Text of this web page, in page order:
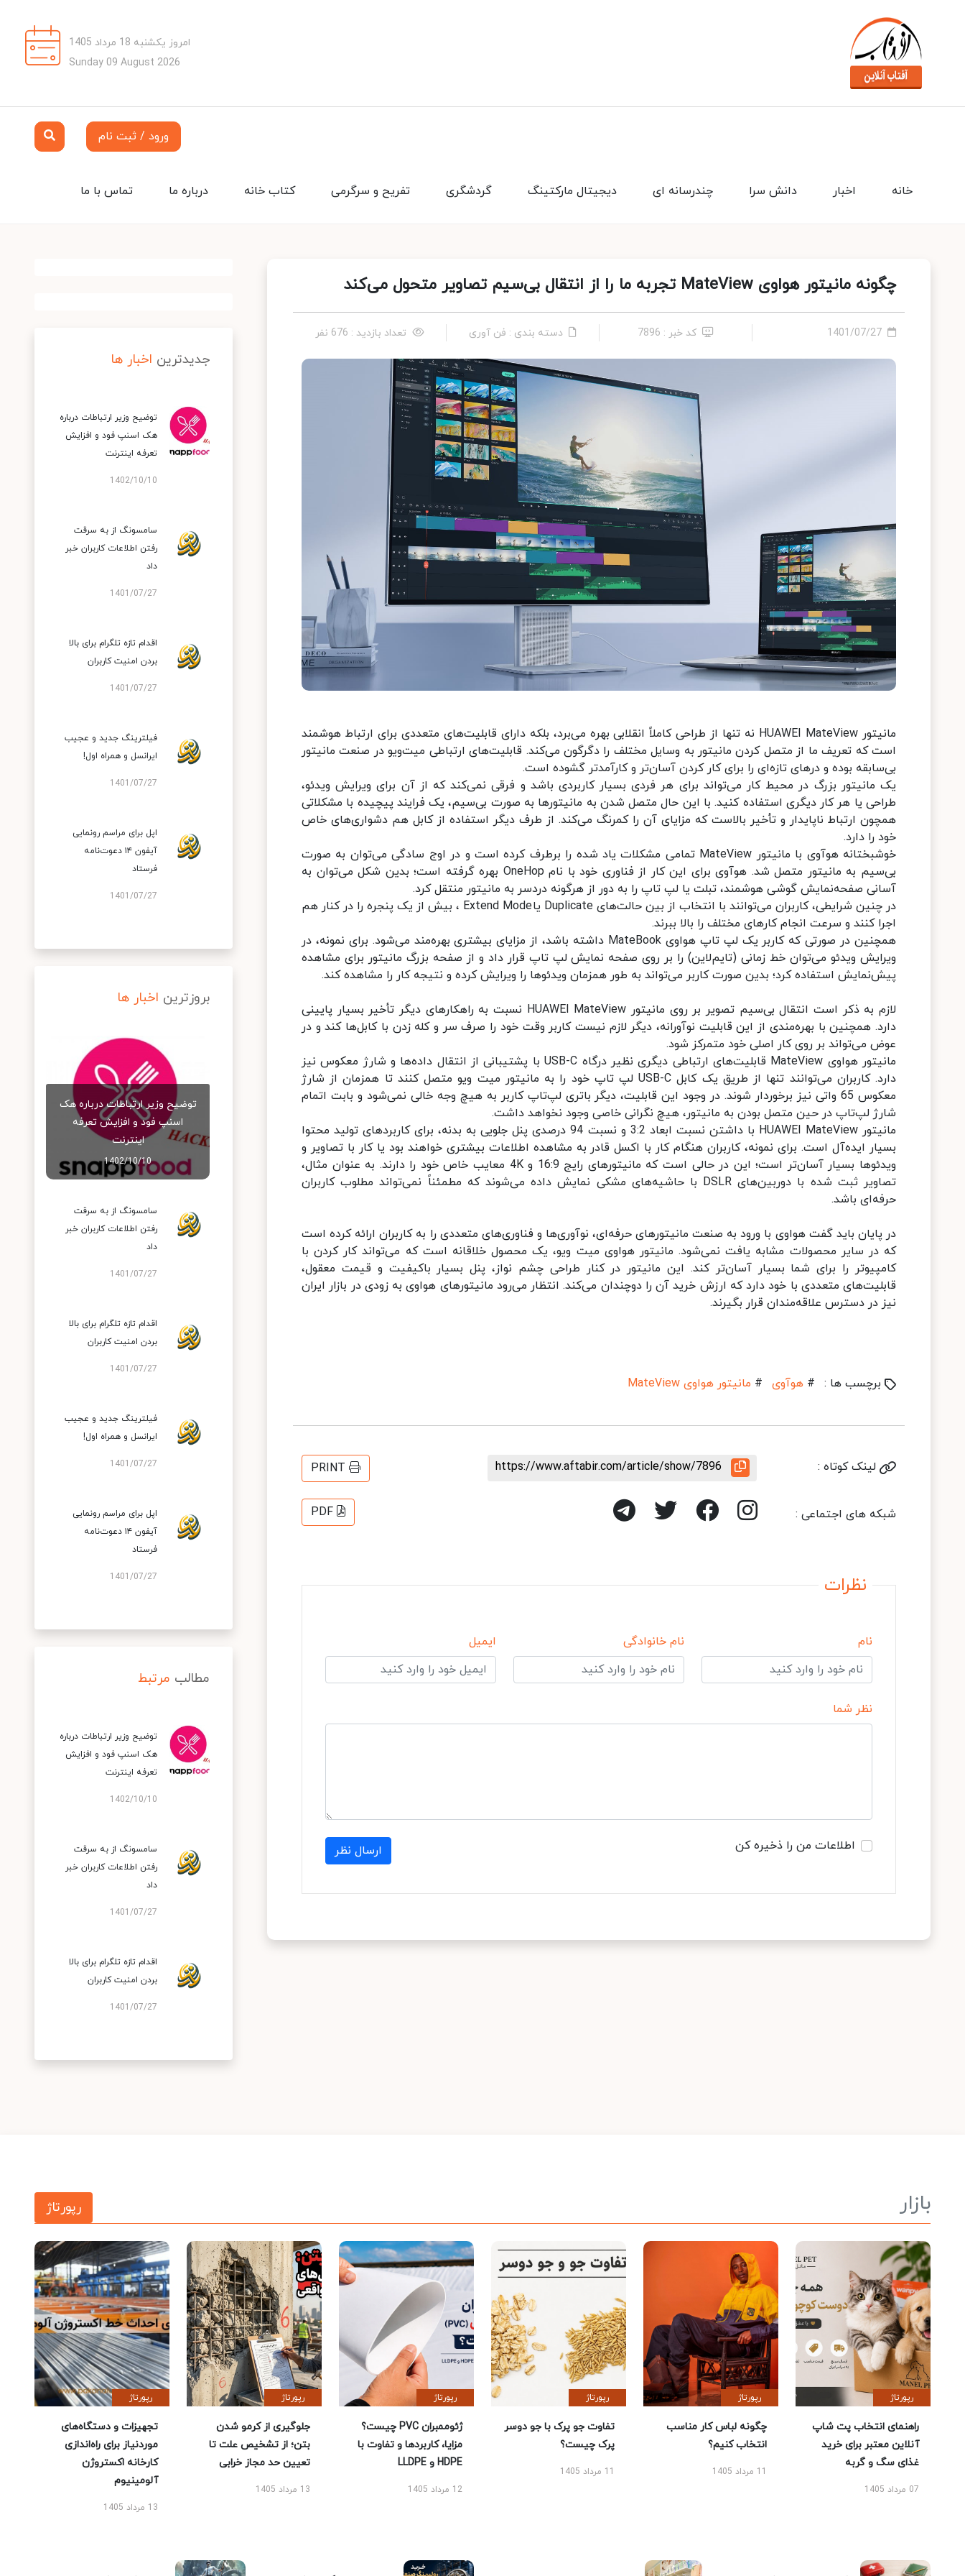
امروز یکشنبه 18 مرداد 1405
Sunday 09 August 2026
ورود / ثبت نام
تماس با ما درباره ما کتاب خانه تفریح و سرگرمی گردشگری دیجیتال مارکتینگ چندرسانه ای دانش سرا اخبار خانه
چگونه مانیتور هواوی MateView تجربه ما را از انتقال بی‌سیم تصاویر متحول می‌کند
1401/07/27 کد خبر : 7896 دسته بندی : فن آوری تعداد بازدید : 676 نفر
مانیتور HUAWEI MateView نه تنها از طراحی کاملاً انقلابی بهره می‌برد، بلکه دارای قابلیت‌های متعددی برای ارتباط هوشمند
است که تعریف ما از متصل کردن مانیتور به وسایل مختلف را دگرگون می‌کند. قابلیت‌های ارتباطی میت‌ویو در صنعت مانیتور
بی‌سابقه بوده و درهای تازه‌ای را برای کار کردن آسان‌تر و کارآمدتر گشوده است.
یک مانیتور بزرگ در محیط کار می‌تواند برای هر فردی بسیار کاربردی باشد و فرقی نمی‌کند که از آن برای ویرایش ویدئو،
طراحی یا هر کار دیگری استفاده کنید. با این حال متصل شدن به مانیتورها به صورت بی‌سیم، یک فرایند پیچیده با مشکلاتی
همچون ارتباط ناپایدار و تأخیر بالاست که مزایای آن را کمرنگ می‌کند. از طرف دیگر استفاده از کابل هم دشواری‌های خاص
خود را دارد.
خوشبختانه هوآوی با مانیتور MateView تمامی مشکلات یاد شده را برطرف کرده است و در اوج سادگی می‌توان به صورت
بی‌سیم به مانیتور متصل شد. هوآوی برای این کار از فناوری خود با نام OneHop بهره گرفته است؛ بدین شکل می‌توان به
آسانی صفحه‌نمایش گوشی هوشمند، تبلت یا لپ تاپ را به دور از هرگونه دردسر به مانیتور منتقل کرد.
در چنین شرایطی، کاربران می‌توانند با انتخاب از بین حالت‌های Duplicate یاExtend Mode ، بیش از یک پنجره را در کنار هم
اجرا کنند و سرعت انجام کارهای مختلف را بالا ببرند.
همچنین در صورتی که کاربر یک لپ تاپ هواوی MateBook داشته باشد، از مزایای بیشتری بهره‌مند می‌شود. برای نمونه، در
ویرایش ویدئو می‌توان خط زمانی (تایم‌لاین) را بر روی صفحه نمایش لپ تاپ قرار داد و از صفحه بزرگ مانیتور برای مشاهده
پیش‌نمایش استفاده کرد؛ بدین صورت کاربر می‌تواند به طور همزمان ویدئوها را ویرایش کرده و نتیجه کار را مشاهده کند.
لازم به ذکر است انتقال بی‌سیم تصویر بر روی مانیتور HUAWEI MateView نسبت به راهکارهای دیگر تأخیر بسیار پایینی
دارد. همچنین با بهره‌مندی از این قابلیت نوآورانه، دیگر لازم نیست کاربر وقت خود را صرف سر و کله زدن با کابل‌ها کند و در
عوض می‌تواند بر روی کار اصلی خود متمرکز شود.
مانیتور هواوی MateView قابلیت‌های ارتباطی دیگری نظیر درگاه USB-C با پشتیبانی از انتقال داده‌ها و شارژ معکوس نیز
دارد. کاربران می‌توانند تنها از طریق یک کابل USB-C لپ تاپ خود را به مانیتور میت ویو متصل کنند تا همزمان از شارژ
معکوس 65 واتی نیز برخوردار شوند. در وجود این قابلیت، دیگر باتری لپ‌تاپ کاربر به هیچ وجه خالی نمی‌شود و بابت اتمام
شارژ لپ‌تاپ در حین متصل بودن به مانیتور، هیچ نگرانی خاصی وجود نخواهد داشت.
مانیتور HUAWEI MateView با داشتن نسبت ابعاد 3:2 و نسبت 94 درصدی پنل جلویی به بدنه، برای کاربردهای تولید محتوا
بسیار ایده‌آل است. برای نمونه، کاربران هنگام کار با اکسل قادر به مشاهده اطلاعات بیشتری خواهند بود یا کار با تصاویر و
ویدئوها بسیار آسان‌تر است؛ این در حالی است که مانیتورهای رایج 16:9 و 4K معایب خاص خود را دارند. به عنوان مثال،
تصاویر ثبت شده با دوربین‌های DSLR با حاشیه‌های مشکی نمایش داده می‌شوند که مطمئناً نمی‌تواند مطلوب کاربران
حرفه‌ای باشد.
در پایان باید گفت هواوی با ورود به صنعت مانیتورهای حرفه‌ای، نوآوری‌ها و فناوری‌های متعددی را به کاربران ارائه کرده است
که در سایر محصولات مشابه یافت نمی‌شود. مانیتور هواوی میت ویو، یک محصول خلاقانه است که می‌تواند کار کردن با
کامپیوتر را برای شما بسیار آسان‌تر کند. این مانیتور در کنار طراحی چشم نواز، پنل بسیار باکیفیت و قیمت معقول،
قابلیت‌های متعددی با خود دارد که ارزش خرید آن را دوچندان می‌کند. انتظار می‌رود مانیتورهای هواوی به زودی در بازار ایران
نیز در دسترس علاقه‌مندان قرار بگیرند.
برچسب ها : # هوآوی # مانیتور هواوی MateView
لینک کوتاه : https://www.aftabir.com/article/show/7896
PRINT
شبکه های اجتماعی : PDF
نظرات
نام نام خانوادگی ایمیل
نظر شما
اطلاعات من را ذخیره کن ارسال نظر
جدیدترین اخبار ها
توضیح وزیر ارتباطات درباره
هک اسنپ‌ فود و افزایش
تعرفه اینترنت
1402/10/10
سامسونگ از به سرقت
رفتن اطلاعات کاربران خبر
داد
1401/07/27
اقدام تازه تلگرام برای بالا
بردن امنیت کاربران
1401/07/27
فیلترینگ جدید و عجیب
ایرانسل و همراه اول!
1401/07/27
اپل برای مراسم رونمایی
آیفون ۱۴ دعوت‌نامه
فرستاد
1401/07/27
بروزترین اخبار ها
توضیح وزیر ارتباطات درباره هک
اسنپ‌ فود و افزایش تعرفه
اینترنت
1402/10/10
سامسونگ از به سرقت
رفتن اطلاعات کاربران خبر
داد
1401/07/27
اقدام تازه تلگرام برای بالا
بردن امنیت کاربران
1401/07/27
فیلترینگ جدید و عجیب
ایرانسل و همراه اول!
1401/07/27
اپل برای مراسم رونمایی
آیفون ۱۴ دعوت‌نامه
فرستاد
1401/07/27
مطالب مرتبط
توضیح وزیر ارتباطات درباره
هک اسنپ‌ فود و افزایش
تعرفه اینترنت
1402/10/10
سامسونگ از به سرقت
رفتن اطلاعات کاربران خبر
داد
1401/07/27
اقدام تازه تلگرام برای بالا
بردن امنیت کاربران
1401/07/27
بازار رپورتاژ
رپورتاژ
راهنمای انتخاب پت شاپ
آنلاین معتبر برای خرید
غذای سگ و گربه
07 مرداد 1405
رپورتاژ
چگونه لباس کار مناسب
انتخاب کنیم؟
11 مرداد 1405
رپورتاژ
تفاوت جو پرک با جو دوسر
پرک چیست؟
11 مرداد 1405
رپورتاژ
ژئوممبران PVC چیست؟
مزایا، کاربردها و تفاوت با
HDPE و LLDPE
12 مرداد 1405
رپورتاژ
جلوگیری از کرمو شدن
بتن؛ از تشخیص علت تا
تعیین حد مجاز خرابی
13 مرداد 1405
رپورتاژ
تجهیزات و دستگاه‌های
موردنیاز برای راه‌اندازی
کارخانه اکستروژن
آلومینیوم
13 مرداد 1405